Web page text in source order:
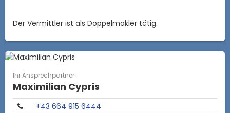
Der Vermittler ist als Doppelmakler tätig.
Ihr Ansprechpartner:
Maximilian Cypris
+43 664 915 6444